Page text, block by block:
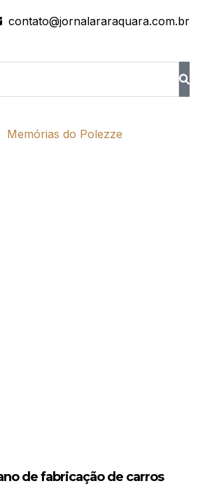
contato@jornalararaquara.com.br
Memórias do Polezze
de fabricação de carros